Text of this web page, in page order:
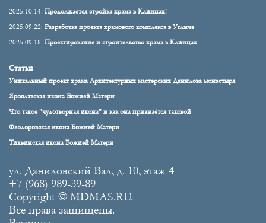
2025.10.14: Продолжается стройка храма в Клинцах!
2025.09.22: Разработка проекта храмового комплекса в Угличе
2025.09.18: Проектирование и строительство храма в Клинцах
Статьи
Уникальный проект храма Архитектурных мастерских Данилова монастыря
Ярославская икона Божией Матери
Что такое "чудотворная икона" и как она признаётся таковой
Феодоровская икона Божией Матери
Тихвинская икона Божией Матери
ул. Даниловский Вал, д. 10, этаж 4
+7 (968) 989-39-89
Copyright © MDMAS.RU.
Все права защищены.